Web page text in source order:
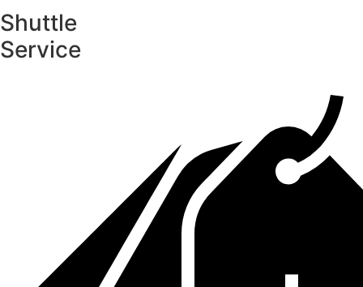
Shuttle
Service